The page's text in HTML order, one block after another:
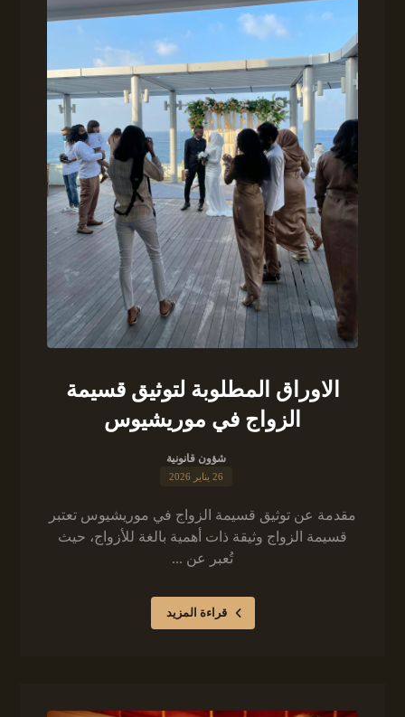
الاوراق المطلوبة لتوثيق قسيمة
الزواج في موريشيوس
شؤون قانونية
26 يناير 2026
مقدمة عن توثيق قسيمة الزواج في موريشيوس تعتبر
قسيمة الزواج وثيقة ذات أهمية بالغة للأزواج، حيث
تُعبر عن ...
قراءة المزيد